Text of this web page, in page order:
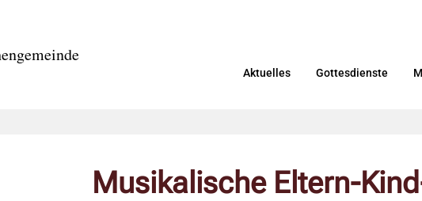
Aktuelles Gottesdienste
Musikalische Eltern-